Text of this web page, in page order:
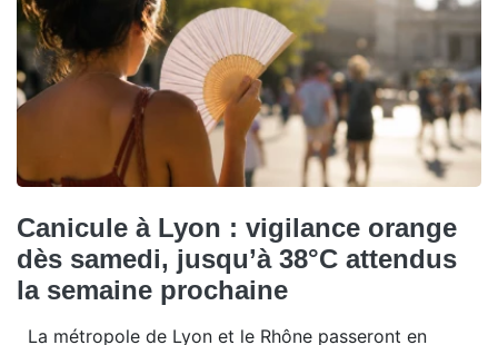
Canicule à Lyon : vigilance orange
dès samedi, jusqu’à 38°C attendus
la semaine prochaine
La métropole de Lyon et le Rhône passeront en